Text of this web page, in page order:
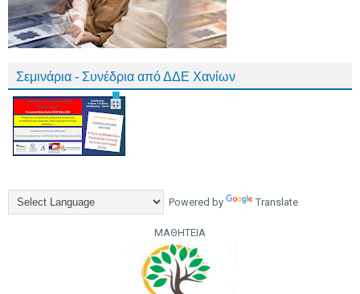
Σεμινάρια - Συνέδρια από ΔΔΕ Χανίων
Powered by Translate
ΜΑΘΗΤΕΙΑ